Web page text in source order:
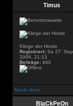
Timus
Klinge der Horde
Registriert: Sa 27. Sep
2008, 21:13
Beiträge: 440
Nach oben
BlaCkPeOn